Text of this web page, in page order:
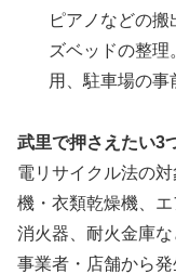
ピアノなどの
ズベッドの整
用、駐車場の事
武里で押さえたい3
電リサイクル法の
機・衣類乾燥機、エ
消火器、耐火金庫な
事業者・店舗から